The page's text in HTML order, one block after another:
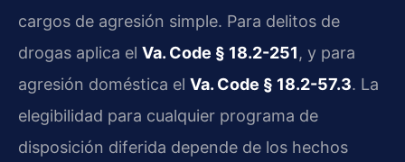
cargos de agresión simple. Para delitos de
drogas aplica el Va. Code § 18.2-251, y para
agresión doméstica el Va. Code § 18.2-57.3. La
elegibilidad para cualquier programa de
disposición diferida depende de los hechos